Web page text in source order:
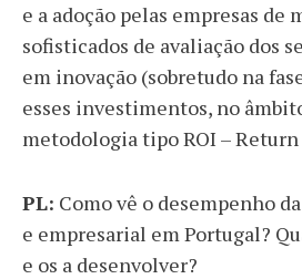
e a adoção pelas empresas de
sofisticados de avaliação dos
em inovação (sobretudo na
esses investimentos, no
metodologia tipo ROI –
PL: Como vê o desempenho
e empresarial em Portugal?
e os a desenvolver?